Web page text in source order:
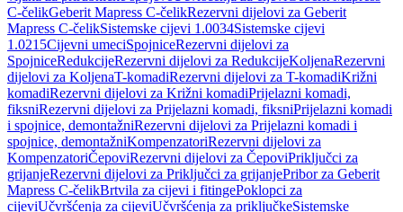
C-čelikGeberit Mapress C-čelikRezervni dijelovi za Geberit
Mapress C-čelikSistemske cijevi 1.0034Sistemske cijevi
1.0215Cijevni umeciSpojniceRezervni dijelovi za
SpojniceRedukcijeRezervni dijelovi za RedukcijeKoljenaRezervni
dijelovi za KoljenaT-komadiRezervni dijelovi za T-komadiKrižni
komadiRezervni dijelovi za Križni komadiPrijelazni komadi,
fiksniRezervni dijelovi za Prijelazni komadi, fiksniPrijelazni komadi
i spojnice, demontažniRezervni dijelovi za Prijelazni komadi i
spojnice, demontažniKompenzatoriRezervni dijelovi za
KompenzatoriČepoviRezervni dijelovi za ČepoviPriključci za
grijanjeRezervni dijelovi za Priključci za grijanjePribor za Geberit
Mapress C-čelikBrtvila za cijevi i fitingePoklopci za
cijeviUčvršćenja za cijeviUčvršćenja za priključkeSistemske